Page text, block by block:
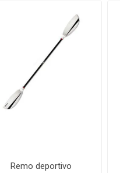
Remo deportivo